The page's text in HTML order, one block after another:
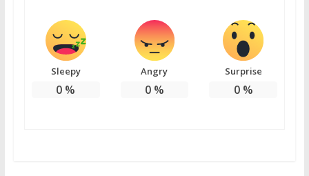
Sleepy
0 %
Angry
0%
Surprise
0%